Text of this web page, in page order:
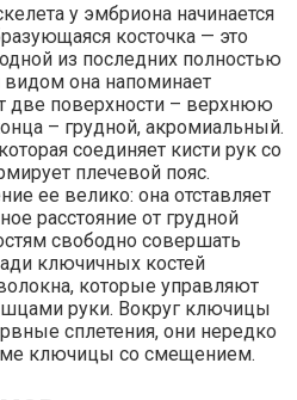
у эмбриона начинается
косточка — это
из последних полностью
она напоминает
две поверхности – верхнюю
– грудной, акромиальный.
соединяет кисти рук со
плечевой пояс.
ее велико: она отставляет
расстояние от грудной
свободно совершать
ключичных костей
которые управляют
руки. Вокруг ключицы
сплетения, они нередко
ключицы со смещением.